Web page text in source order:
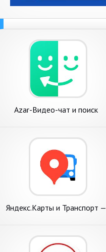
Azar-Видео-чат и поиск
Яндекс.Карты и Транспорт —